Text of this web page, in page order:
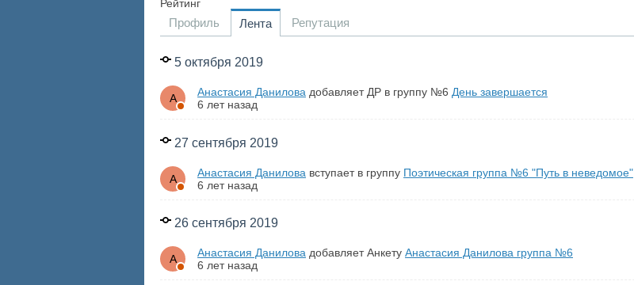
Рейтинг
Профиль Лента Репутация
5 октября 2019
Анастасия Данилова добавляет ДР в группу №6 День завершается
6 лет назад
27 сентября 2019
Анастасия Данилова вступает в группу Поэтическая группа №6 "Путь в неведомое"
6 лет назад
26 сентября 2019
Анастасия Данилова добавляет Анкету Анастасия Данилова группа №6
6 лет назад